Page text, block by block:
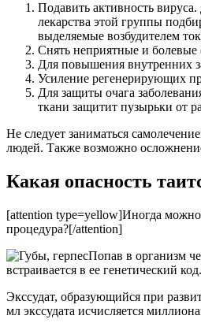
Подавить активность
лекарства этой группы
выделяемые возбудителем
Снять неприятные и болевые
Для повышения внутренних
Усиление регенерирующих
Для защиты очага
ткани защитит пузырьки от
Не следует заниматься
людей. Также возможно
Какая опасность
[attention type=yellow]Иногда можно
процедура?[/attention]
Попав в организм
встраивается в ее генетический
Экссудат, образующийся при
мл экссудата исчисляется